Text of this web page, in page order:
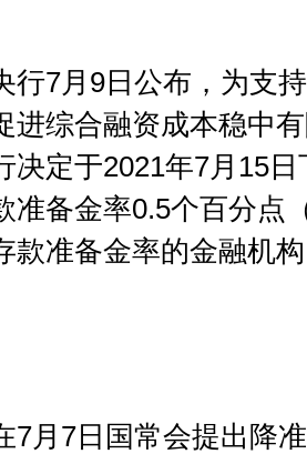
行7月9日公布，为支
进综合融资成本稳中
决定于2021年7月15
准备金率0.5个百分点
款准备金率的金融机构
7月7日国常会提出降